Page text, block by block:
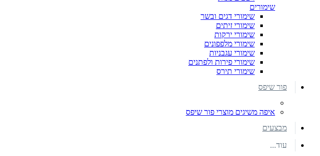
שימורים
שימורי דגים ובשר
שימורי זיתים
שימורי ירקות
שימורי מלפפונים
שימורי עגבניות
שימורי פירות ולפתנים
שימורי תירס
פור שיפס
איפה משיגים מוצרי פור שיפס
מבצעים
עוד...